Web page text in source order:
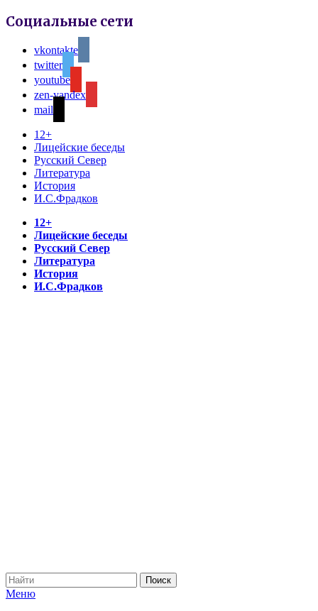
Социальные сети
vkontakte
twitter
youtube
zen-yandex
mail
12+
Лицейские беседы
Русский Север
Литература
История
И.С.Фрадков
12+
Лицейские беседы
Русский Север
Литература
История
И.С.Фрадков
Меню